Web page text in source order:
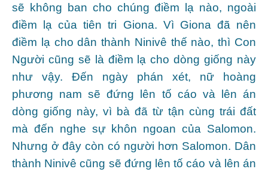
sẽ không ban cho chúng điềm lạ nào, ngoài
điềm lạ của tiên tri Giona. Vì Giona đã nên
điềm lạ cho dân thành Ninivê thế nào, thì Con
Người cũng sẽ là điềm lạ cho dòng giống này
như vậy. Ðến ngày phán xét, nữ hoàng
phương nam sẽ đứng lên tố cáo và lên án
dòng giống này, vì bà đã từ tận cùng trái đất
mà đến nghe sự khôn ngoan của Salomon.
Nhưng ở đây còn có người hơn Salomon. Dân
thành Ninivê cũng sẽ đứng lên tố cáo và lên án